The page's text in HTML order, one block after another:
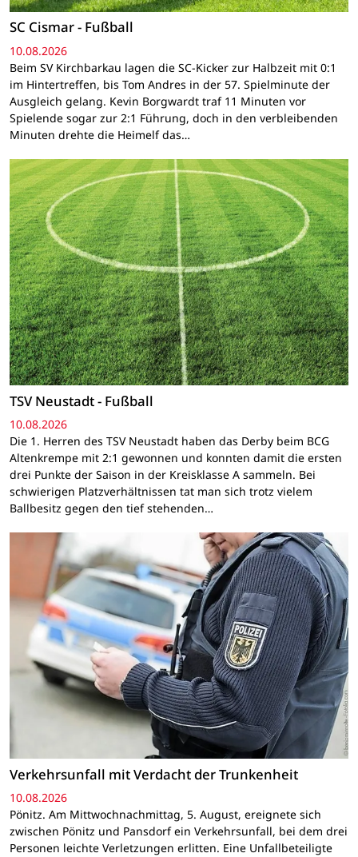
SC Cismar - Fußball
10.08.2026
Beim SV Kirchbarkau lagen die SC-Kicker zur Halbzeit mit 0:1
im Hintertreffen, bis Tom Andres in der 57. Spielminute der
Ausgleich gelang. Kevin Borgwardt traf 11 Minuten vor
Spielende sogar zur 2:1 Führung, doch in den verbleibenden
Minuten drehte die Heimelf das…
TSV Neustadt - Fußball
10.08.2026
Die 1. Herren des TSV Neustadt haben das Derby beim BCG
Altenkrempe mit 2:1 gewonnen und konnten damit die ersten
drei Punkte der Saison in der Kreisklasse A sammeln. Bei
schwierigen Platzverhältnissen tat man sich trotz vielem
Ballbesitz gegen den tief stehenden…
Verkehrsunfall mit Verdacht der Trunkenheit
10.08.2026
Pönitz. Am Mittwochnachmittag, 5. August, ereignete sich
zwischen Pönitz und Pansdorf ein Verkehrsunfall, bei dem drei
Personen leichte Verletzungen erlitten. Eine Unfallbeteiligte